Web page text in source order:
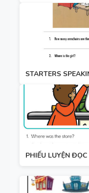
STARTERS
PHIẾU LUYỆN